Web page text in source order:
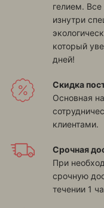
гелием.
изнутри
который
дней!
Скидка
Основная
клиентами.
Срочная
При
срочную
течении 1